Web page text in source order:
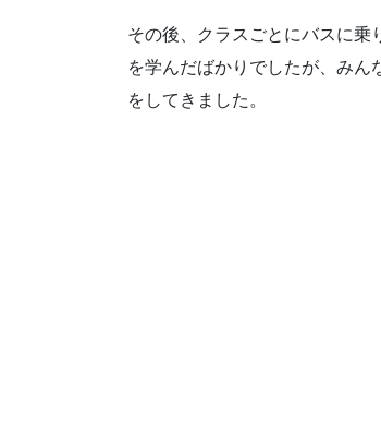
その後、クラスごとにバスに乗
を学んだばかりでしたが、み
をしてきました。